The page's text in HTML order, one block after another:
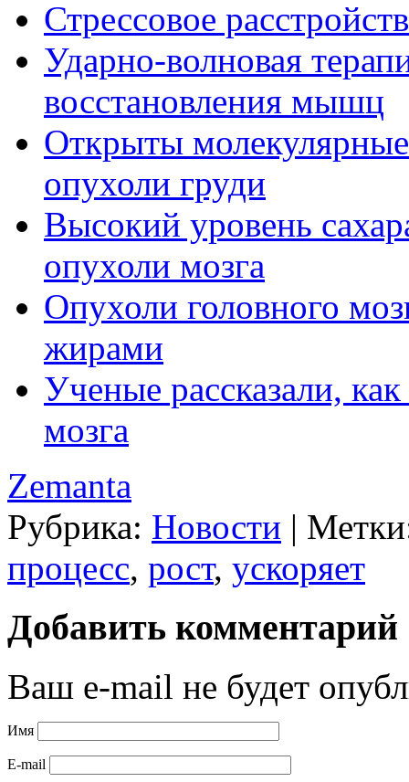
Стрессовое
Ударно-волновая
восстановления мышц
Открыты
опухоли груди
Высокий уровень
опухоли мозга
Опухоли головного
жирами
Ученые рассказали,
мозга
Zemanta
Рубрика: Новости |
процесс, рост, ускоряет
Добавить комментарий
Ваш e-mail не будет
Имя
E-mail